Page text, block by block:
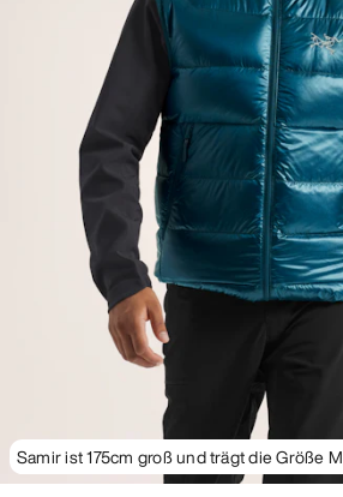
Samir ist 175cm groß und trägt die Größe M